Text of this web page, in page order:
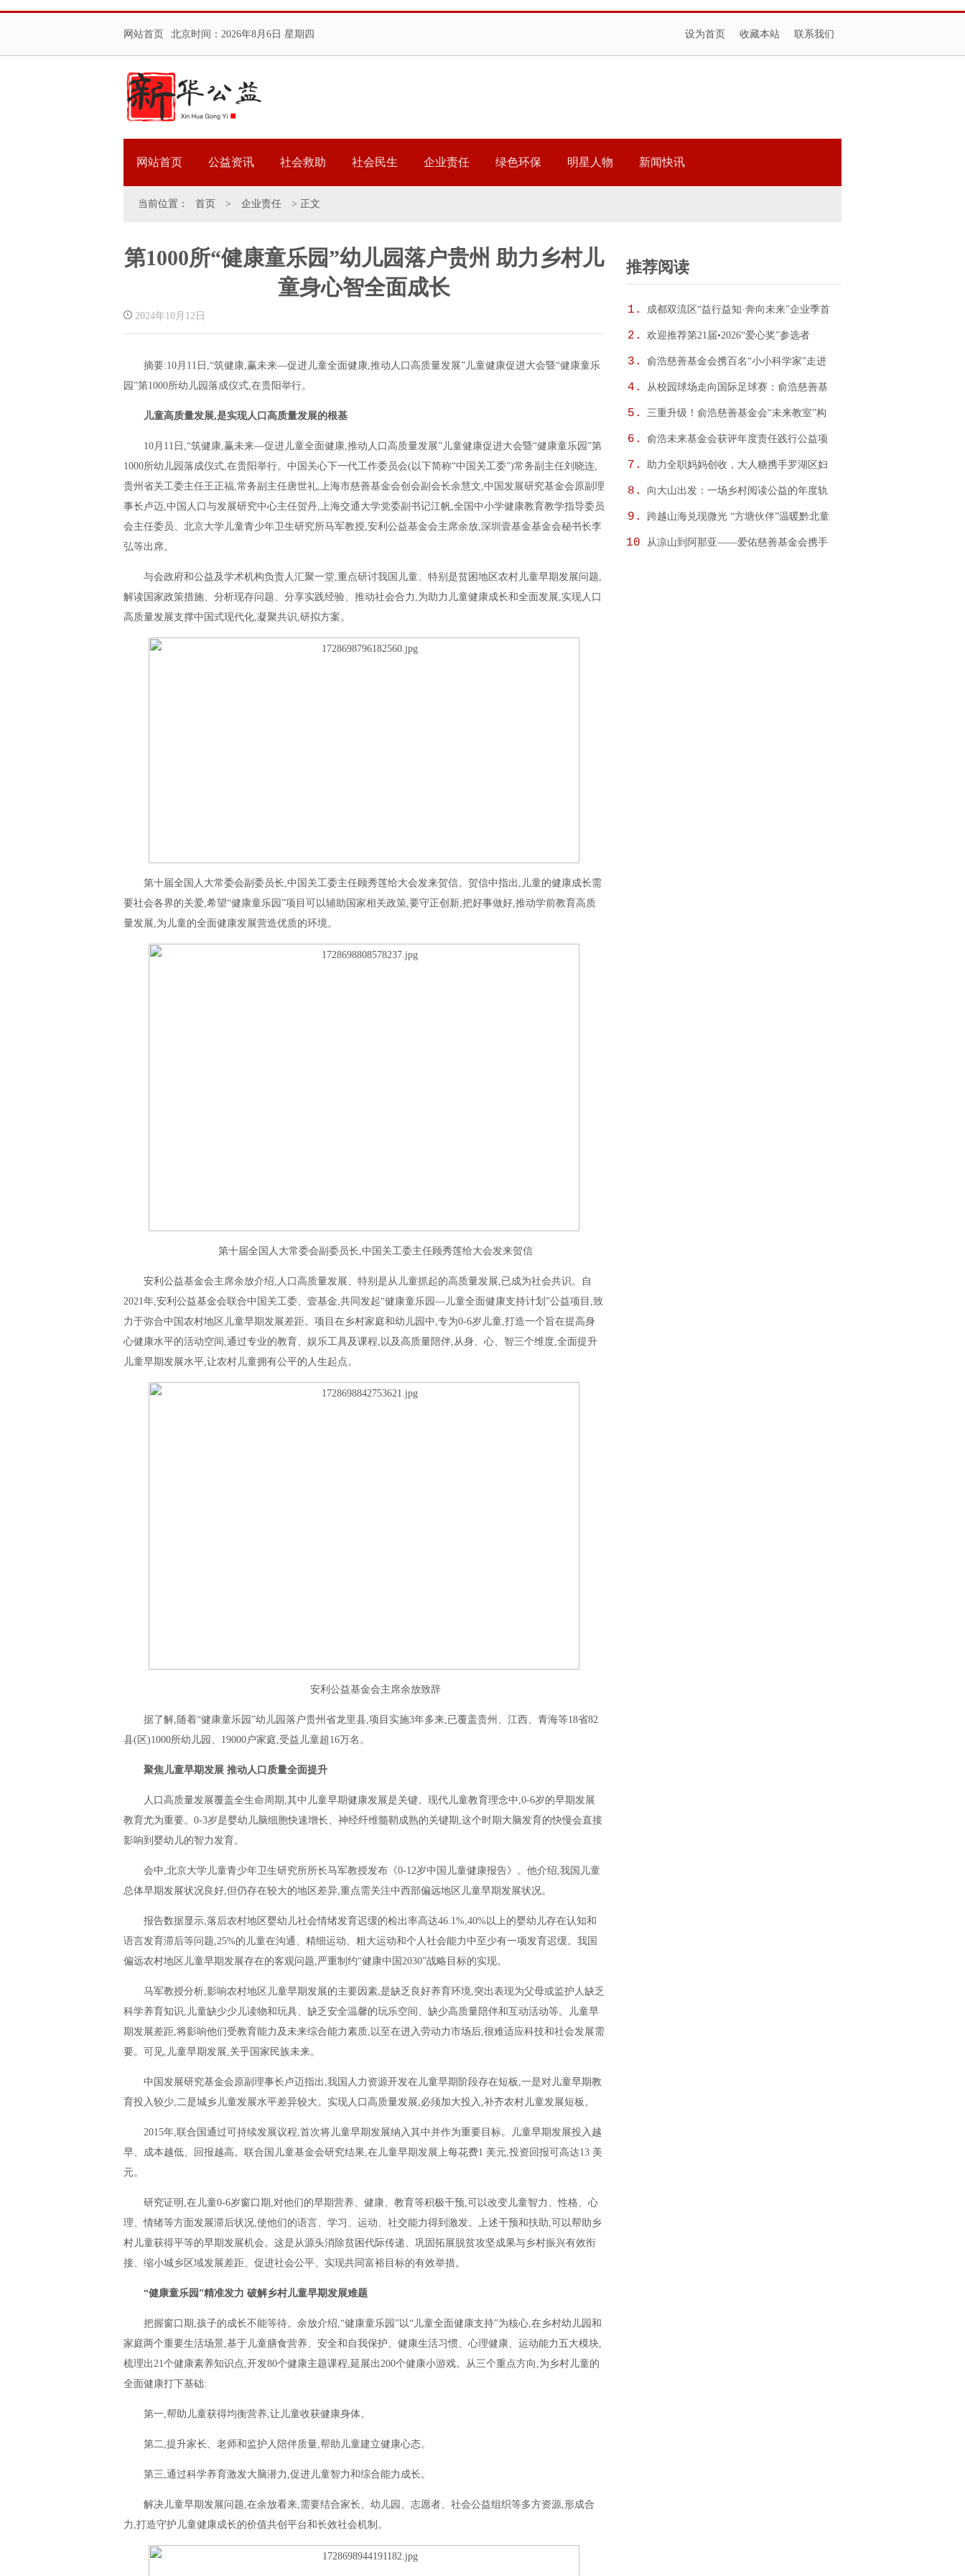
网站首页 北京时间： 2026年8月6日 星期四 设为首页 收藏本站 联系我们
网站首页 公益资讯 社会救助 社会民生 企业责任 绿色环保 明星人物 新闻快讯
当前位置： 首页 > 企业责任 > 正文
第1000所“健康童乐园”幼儿园落户贵州 助力乡村儿
童身心智全面成长
2024年10月12日
摘要:10月11日,“筑健康,赢未来—促进儿童全面健康,推动人口高质量发展”儿童健康促进大会暨“健康童乐
园”第1000所幼儿园落成仪式,在贵阳举行。
儿童高质量发展,是实现人口高质量发展的根基
10月11日,“筑健康,赢未来—促进儿童全面健康,推动人口高质量发展”儿童健康促进大会暨“健康童乐园”第
1000所幼儿园落成仪式,在贵阳举行。中国关心下一代工作委员会(以下简称“中国关工委”)常务副主任刘晓连,
贵州省关工委主任王正福,常务副主任唐世礼,上海市慈善基金会创会副会长余慧文,中国发展研究基金会原副理
事长卢迈,中国人口与发展研究中心主任贺丹,上海交通大学党委副书记江帆,全国中小学健康教育教学指导委员
会主任委员、北京大学儿童青少年卫生研究所马军教授,安利公益基金会主席余放,深圳壹基金基金会秘书长李
弘等出席。
与会政府和公益及学术机构负责人汇聚一堂,重点研讨我国儿童、特别是贫困地区农村儿童早期发展问题,
解读国家政策措施、分析现存问题、分享实践经验、推动社会合力,为助力儿童健康成长和全面发展,实现人口
高质量发展支撑中国式现代化,凝聚共识,研拟方案。
第十届全国人大常委会副委员长,中国关工委主任顾秀莲给大会发来贺信。贺信中指出,儿童的健康成长需
要社会各界的关爱,希望“健康童乐园”项目可以辅助国家相关政策,要守正创新,把好事做好,推动学前教育高质
量发展,为儿童的全面健康发展营造优质的环境。
第十届全国人大常委会副委员长,中国关工委主任顾秀莲给大会发来贺信
安利公益基金会主席余放介绍,人口高质量发展、特别是从儿童抓起的高质量发展,已成为社会共识。自
2021年,安利公益基金会联合中国关工委、壹基金,共同发起“健康童乐园—儿童全面健康支持计划”公益项目,致
力于弥合中国农村地区儿童早期发展差距。项目在乡村家庭和幼儿园中,专为0-6岁儿童,打造一个旨在提高身
心健康水平的活动空间,通过专业的教育、娱乐工具及课程,以及高质量陪伴,从身、心、智三个维度,全面提升
儿童早期发展水平,让农村儿童拥有公平的人生起点。
安利公益基金会主席余放致辞
据了解,随着“健康童乐园”幼儿园落户贵州省龙里县,项目实施3年多来,已覆盖贵州、江西、青海等18省82
县(区)1000所幼儿园、19000户家庭,受益儿童超16万名。
聚焦儿童早期发展 推动人口质量全面提升
人口高质量发展覆盖全生命周期,其中儿童早期健康发展是关键。现代儿童教育理念中,0-6岁的早期发展
教育尤为重要。0-3岁是婴幼儿脑细胞快速增长、神经纤维髓鞘成熟的关键期,这个时期大脑发育的快慢会直接
影响到婴幼儿的智力发育。
会中,北京大学儿童青少年卫生研究所所长马军教授发布《0-12岁中国儿童健康报告》。他介绍,我国儿童
总体早期发展状况良好,但仍存在较大的地区差异,重点需关注中西部偏远地区儿童早期发展状况。
报告数据显示,落后农村地区婴幼儿社会情绪发育迟缓的检出率高达46.1%,40%以上的婴幼儿存在认知和
语言发育滞后等问题,25%的儿童在沟通、精细运动、粗大运动和个人社会能力中至少有一项发育迟缓。我国
偏远农村地区儿童早期发展存在的客观问题,严重制约“健康中国2030”战略目标的实现。
马军教授分析,影响农村地区儿童早期发展的主要因素,是缺乏良好养育环境,突出表现为父母或监护人缺乏
科学养育知识,儿童缺少少儿读物和玩具、缺乏安全温馨的玩乐空间、缺少高质量陪伴和互动活动等。儿童早
期发展差距,将影响他们受教育能力及未来综合能力素质,以至在进入劳动力市场后,很难适应科技和社会发展需
要。可见,儿童早期发展,关乎国家民族未来。
中国发展研究基金会原副理事长卢迈指出,我国人力资源开发在儿童早期阶段存在短板,一是对儿童早期教
育投入较少,二是城乡儿童发展水平差异较大。实现人口高质量发展,必须加大投入,补齐农村儿童发展短板。
2015年,联合国通过可持续发展议程,首次将儿童早期发展纳入其中并作为重要目标。儿童早期发展投入越
早、成本越低、回报越高。联合国儿童基金会研究结果,在儿童早期发展上每花费1 美元,投资回报可高达13 美
元。
研究证明,在儿童0-6岁窗口期,对他们的早期营养、健康、教育等积极干预,可以改变儿童智力、性格、心
理、情绪等方面发展滞后状况,使他们的语言、学习、运动、社交能力得到激发。上述干预和扶助,可以帮助乡
村儿童获得平等的早期发展机会。这是从源头消除贫困代际传递、巩固拓展脱贫攻坚成果与乡村振兴有效衔
接、缩小城乡区域发展差距、促进社会公平、实现共同富裕目标的有效举措。
“健康童乐园”精准发力 破解乡村儿童早期发展难题
把握窗口期,孩子的成长不能等待。余放介绍,“健康童乐园”以“儿童全面健康支持”为核心,在乡村幼儿园和
家庭两个重要生活场景,基于儿童膳食营养、安全和自我保护、健康生活习惯、心理健康、运动能力五大模块,
梳理出21个健康素养知识点,开发80个健康主题课程,延展出200个健康小游戏。从三个重点方向,为乡村儿童的
全面健康打下基础:
第一,帮助儿童获得均衡营养,让儿童收获健康身体。
第二,提升家长、老师和监护人陪伴质量,帮助儿童建立健康心态。
第三,通过科学养育激发大脑潜力,促进儿童智力和综合能力成长。
解决儿童早期发展问题,在余放看来,需要结合家长、幼儿园、志愿者、社会公益组织等多方资源,形成合
力,打造守护儿童健康成长的价值共创平台和长效社会机制。
推荐阅读
1.
成都双流区“益行益知·奔向未来”企业季首
站落地天味食品
2. 欢迎推荐第21届•2026“爱心奖”参选者
3.
俞浩慈善基金会携百名“小小科学家”走进
AWE 探访追觅
4.
从校园球场走向国际足球赛：俞浩慈善基
金会以足球为
5.
三重升级！俞浩慈善基金会“未来教室”构
建创新人才培
6.
俞浩未来基金会获评年度责任践行公益项
目，以科技公
7.
助力全职妈妈创收，大人糖携手罗湖区妇
联，打造乐园
8.
向大山出发：一场乡村阅读公益的年度轨
迹
9.
跨越山海兑现微光 “方塘伙伴”温暖黔北童
心
10.从凉山到阿那亚——爱佑慈善基金会携手